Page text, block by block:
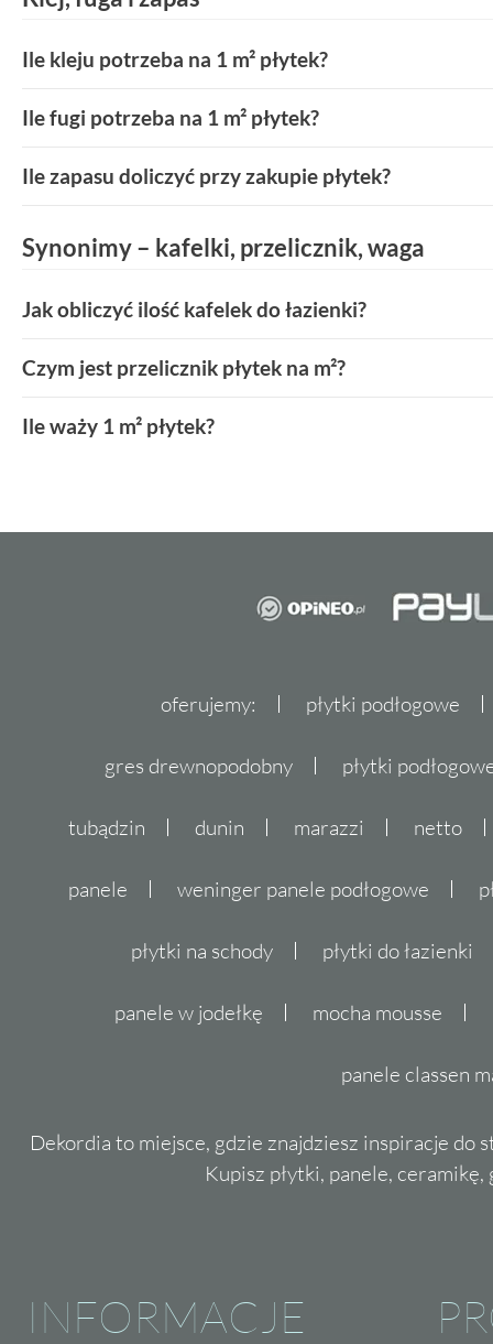
Ile kleju potrzeba na 1 m² płytek?
Ile fugi potrzeba na 1 m² płytek?
Ile zapasu doliczyć przy zakupie płytek?
Synonimy – kafelki, przelicznik, waga
Jak obliczyć ilość kafelek do łazienki?
Czym jest przelicznik płytek na m²?
Ile waży 1 m² płytek?
oferujemy: płytki podłogowe
gres drewnopodobny płytki
tubądzin dunin marazzi netto
panele weninger panele podłogowe
płytki na schody płytki do łazienki
panele w jodełkę mocha mousse
panele classen
Dekordia to miejsce, gdzie znajdziesz inspiracje do
Kupisz płytki, panele,
INFORMACJE